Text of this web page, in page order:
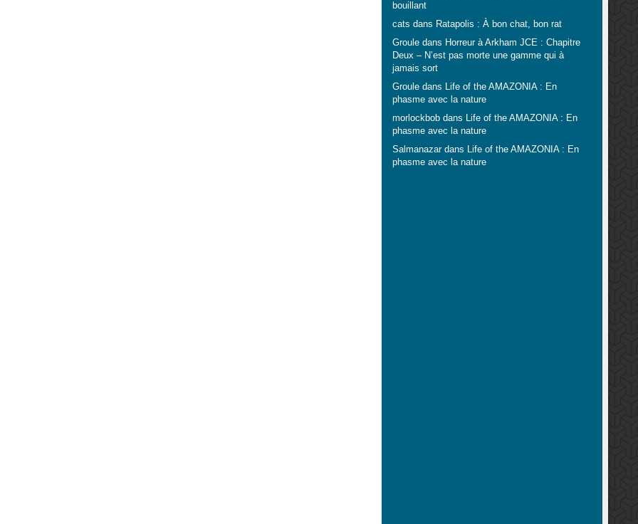
bouillant
cats dans Ratapolis : À bon chat, bon rat
Grouledans Horreur à Arkham JCE : Chapitre
Deux – N’est pas morte une gamme qui à
jamais sort
Grouledans Life of the AMAZONIA : En
phasme avec la nature
morlockbobdans Life of the AMAZONIA : En
phasme avec la nature
Salmanazardans Life of the AMAZONIA : En
phasme avec la nature